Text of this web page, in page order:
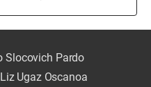
Slocovich Pardo
Ugaz Oscanoa